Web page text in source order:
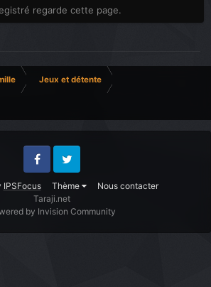
regarde cette page.
Jeux et détente
IPSFocus Thème Nous contacter
FacebookTwitter
Taraji.net
by Invision Community